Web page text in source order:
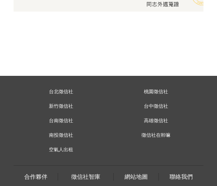
台北徵信社 桃園徵信社
新竹徵信社 台中徵信社
台南徵信社 高雄徵信社
南投徵信社 徵信社在幹嘛
空氣人出租
合作夥伴 徵信社智庫 網站地圖 聯絡我們